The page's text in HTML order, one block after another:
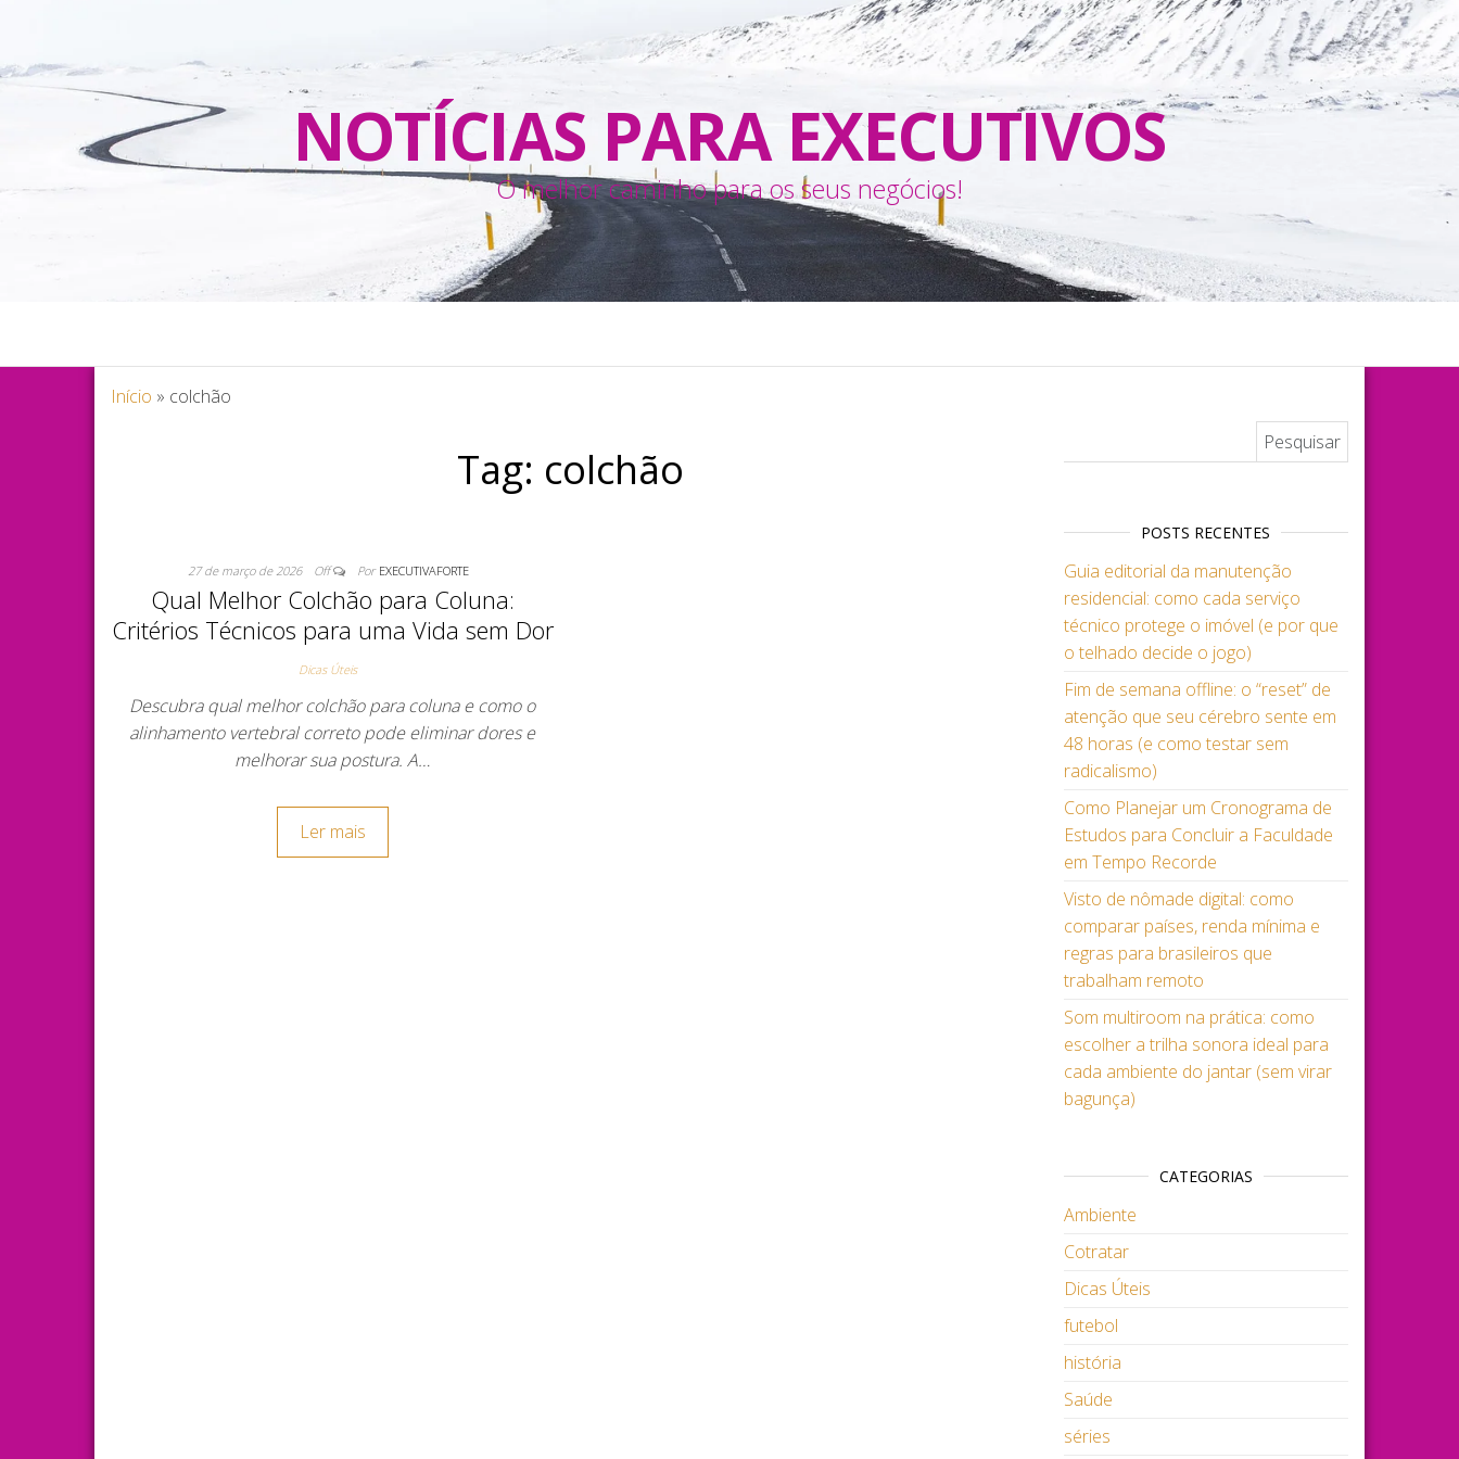
NOTÍCIAS PARA EXECUTIVOS
O melhor caminho para os seus negócios!
Início » colchão
Tag: colchão
27 de março de 2026 Off Por EXECUTIVAFORTE
Qual Melhor Colchão para Coluna:
Critérios Técnicos para uma Vida sem Dor
Dicas Úteis
Descubra qual melhor colchão para coluna e como o
alinhamento vertebral correto pode eliminar dores e
melhorar sua postura. A…
Ler mais
POSTS RECENTES
Guia editorial da manutenção
residencial: como cada serviço
técnico protege o imóvel (e por que
o telhado decide o jogo)
Fim de semana offline: o “reset” de
atenção que seu cérebro sente em
48 horas (e como testar sem
radicalismo)
Como Planejar um Cronograma de
Estudos para Concluir a Faculdade
em Tempo Recorde
Visto de nômade digital: como
comparar países, renda mínima e
regras para brasileiros que
trabalham remoto
Som multiroom na prática: como
escolher a trilha sonora ideal para
cada ambiente do jantar (sem virar
bagunça)
CATEGORIAS
Ambiente
Cotratar
Dicas Úteis
futebol
história
Saúde
séries